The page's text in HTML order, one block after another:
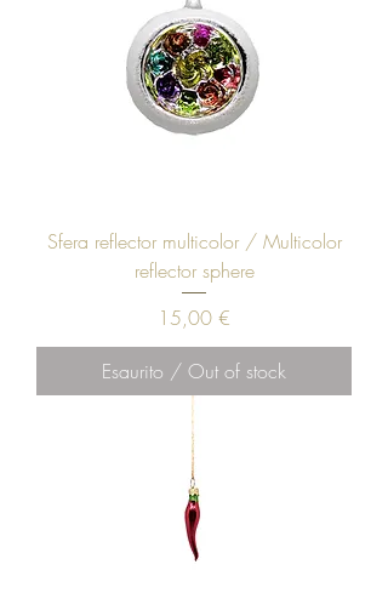
Sfera reflector multicolor / Multicolor
reflector sphere
Prezzo
15,00 €
Esaurito / Out of stock